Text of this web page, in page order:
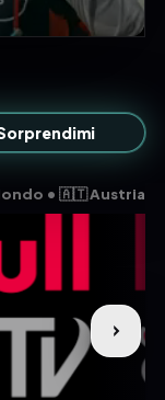
• 🇦🇹 Austria